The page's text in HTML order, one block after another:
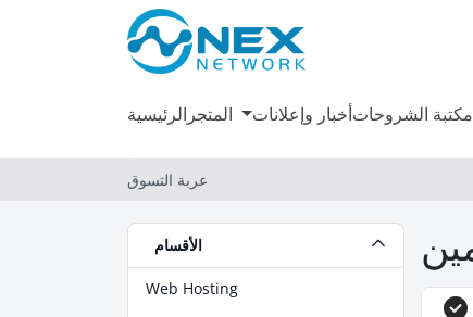
الرئيسية أخبار وإعلاناتمكتبة الشروحات
عربة التسوق
الأقسام
Web Hosting